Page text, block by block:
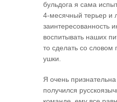
бульдога я сама
4-месячный терьер и
заинтересованность
воспитывать наших
то сделать со
ушки.
Я очень
получился